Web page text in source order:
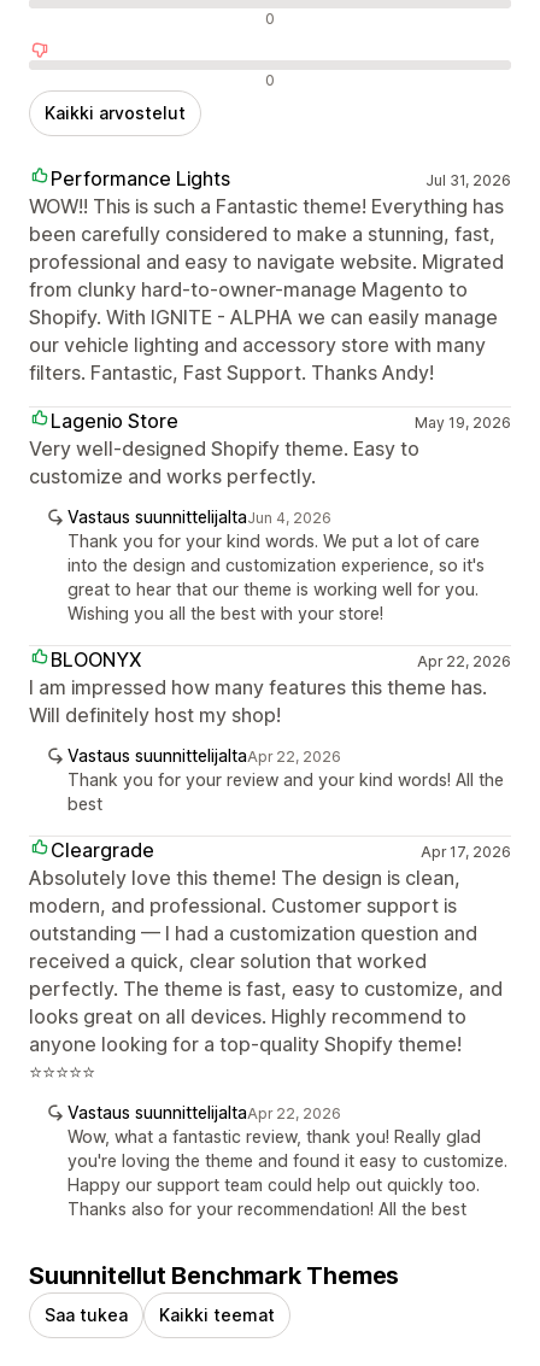
Neutraalit arvostelut 0
Negatiiviset arvostelut 0
Kaikki arvostelut
Performance Lights Jul 31, 2026
WOW!! This is such a Fantastic theme! Everything has
been carefully considered to make a stunning, fast,
professional and easy to navigate website. Migrated
from clunky hard-to-owner-manage Magento to
Shopify. With IGNITE - ALPHA we can easily manage
our vehicle lighting and accessory store with many
filters. Fantastic, Fast Support. Thanks Andy!
Lagenio Store
May 19, 2026
Very well-designed Shopify theme. Easy to
customize and works perfectly.
Vastaus suunnittelijaltaJun 4, 2026
Thank you for your kind words. We put a lot of care
into the design and customization experience, so it's
great to hear that our theme is working well for you.
Wishing you all the best with your store!
BLOONYX Apr 22, 2026
I am impressed how many features this theme has.
Will definitely host my shop!
Vastaus suunnittelijaltaApr 22, 2026
Thank you for your review and your kind words! All the
best
Cleargrade Apr 17, 2026
Absolutely love this theme! The design is clean,
modern, and professional. Customer support is
outstanding — I had a customization question and
received a quick, clear solution that worked
perfectly. The theme is fast, easy to customize, and
looks great on all devices. Highly recommend to
anyone looking for a top-quality Shopify theme!
⭐⭐⭐⭐⭐
Vastaus suunnittelijaltaApr 22, 2026
Wow, what a fantastic review, thank you! Really glad
you're loving the theme and found it easy to customize.
Happy our support team could help out quickly too.
Thanks also for your recommendation! All the best
Suunnitellut Benchmark Themes
Saa tukea Kaikki teemat